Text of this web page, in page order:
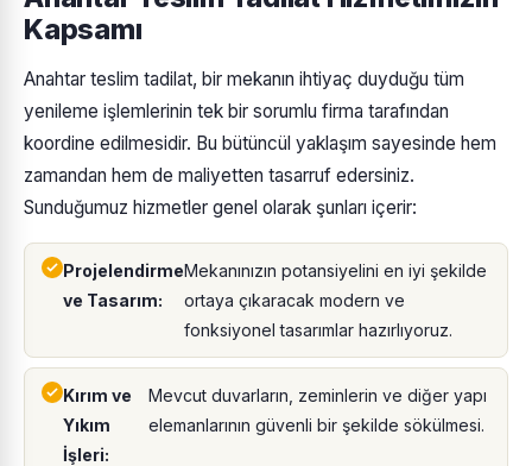
Kapsamı
Anahtar teslim tadilat, bir mekanın ihtiyaç duyduğu tüm
yenileme işlemlerinin tek bir sorumlu firma tarafından
koordine edilmesidir. Bu bütüncül yaklaşım sayesinde hem
zamandan hem de maliyetten tasarruf edersiniz.
Sunduğumuz hizmetler genel olarak şunları içerir:
Projelendirme
ve Tasarım:
Mekanınızın potansiyelini en iyi şekilde
ortaya çıkaracak modern ve
fonksiyonel tasarımlar hazırlıyoruz.
Kırım ve
Yıkım
İşleri:
Mevcut duvarların, zeminlerin ve diğer yapı
elemanlarının güvenli bir şekilde sökülmesi.